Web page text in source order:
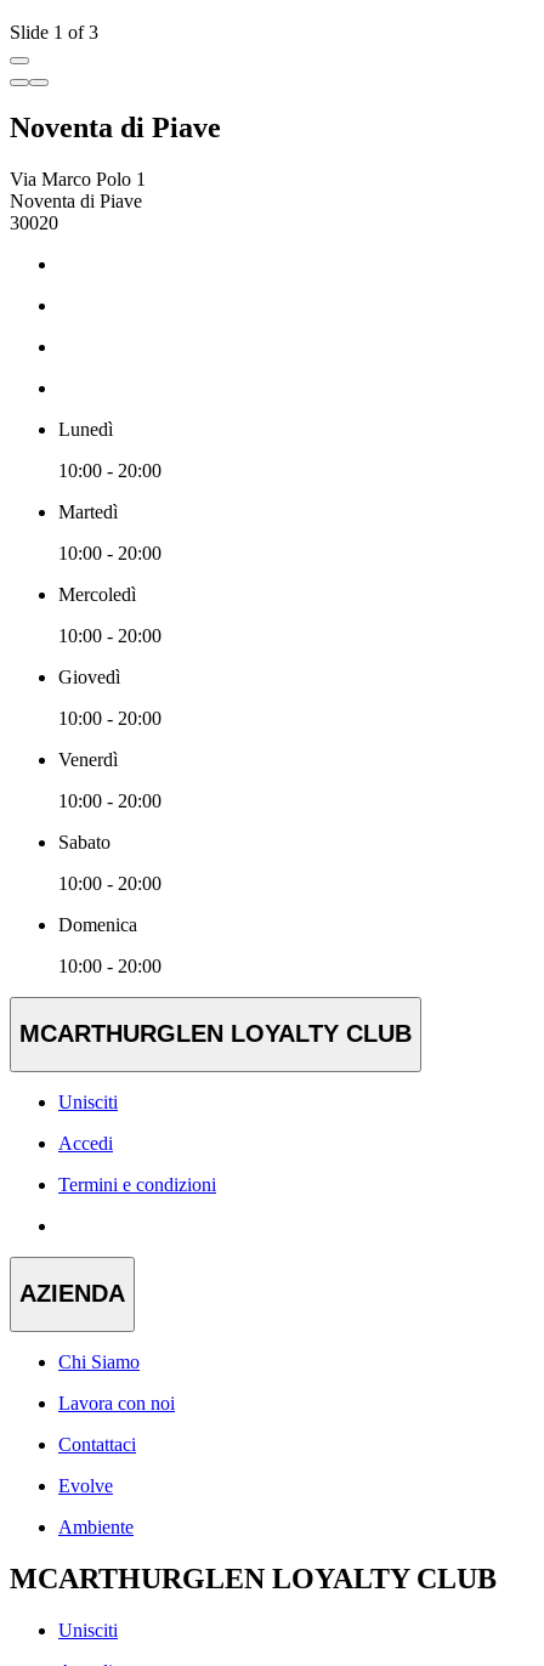
Slide 1 of 3
Noventa di Piave
Via Marco Polo 1
Noventa di Piave
30020
Lunedì
10:00 - 20:00
Martedì
10:00 - 20:00
Mercoledì
10:00 - 20:00
Giovedì
10:00 - 20:00
Venerdì
10:00 - 20:00
Sabato
10:00 - 20:00
Domenica
10:00 - 20:00
MCARTHURGLEN LOYALTY CLUB
Unisciti
Accedi
Termini e condizioni
AZIENDA
Chi Siamo
Lavora con noi
Contattaci
Evolve
Ambiente
MCARTHURGLEN LOYALTY CLUB
Unisciti